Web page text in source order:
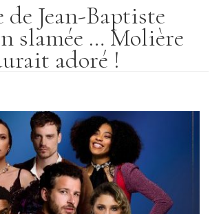
de Jean-Baptiste
slamée … Molière
adoré !